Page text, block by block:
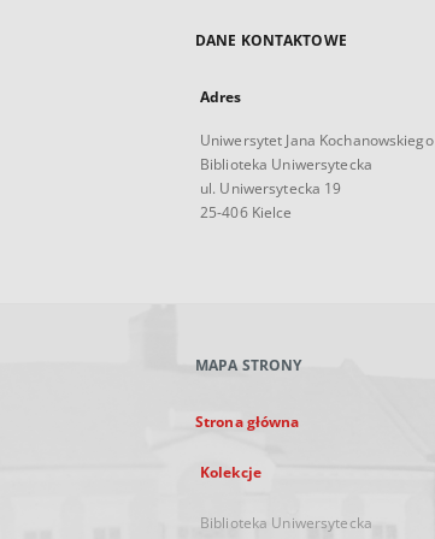
DANE KONTAKTOWE
Adres
Uniwersytet Jana Kochanowskiego
Biblioteka Uniwersytecka
ul. Uniwersytecka 19
25-406 Kielce
MAPA STRONY
Strona główna
Kolekcje
Biblioteka Uniwersytecka